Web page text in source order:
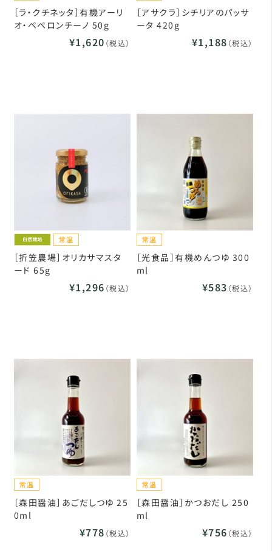
［ラ・クチネッタ］有機アーリ
オ・ペペロンチーノ 50g
¥1,620 （税込）
［アサクラ］シチリアのパッサ
ータ 420g
¥1,188 （税込）
［折笠農場］オリカサマスタ
ード 65g
¥1,296 （税込）
［光食品］有機めんつゆ 300
ml
¥583 （税込）
［森田醤油］あごだしつゆ 25
0ml
¥778 （税込）
［森田醤油］かつおだし 250
ml
¥756 （税込）